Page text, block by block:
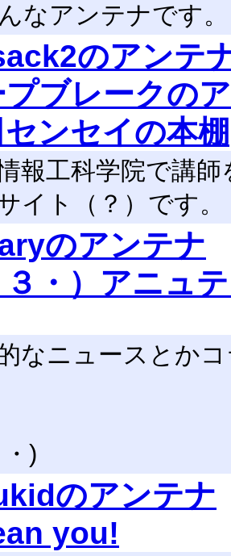
なアンテナです。
のアンテ
プブレークの
ンセイの本棚
報工科学院で講
イト（？）です。
のアンテナ
３・）アニュ
なニュースとか
)
のアンテナ
you!